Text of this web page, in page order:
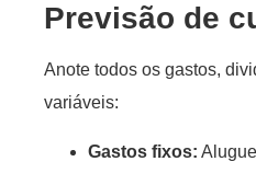
Previsão de
Anote todos os gastos,
variáveis:
Gastos fixos: